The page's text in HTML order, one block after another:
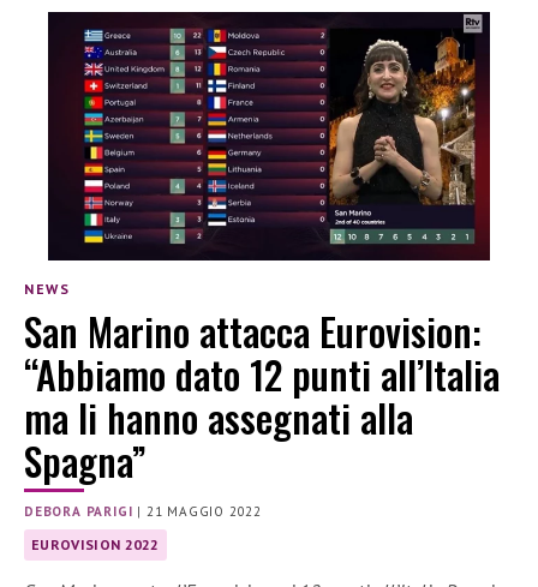
NEWS
San Marino attacca Eurovision:
“Abbiamo dato 12 punti all’Italia
ma li hanno assegnati alla
Spagna”
DEBORA PARIGI | 21 MAGGIO 2022
EUROVISION 2022